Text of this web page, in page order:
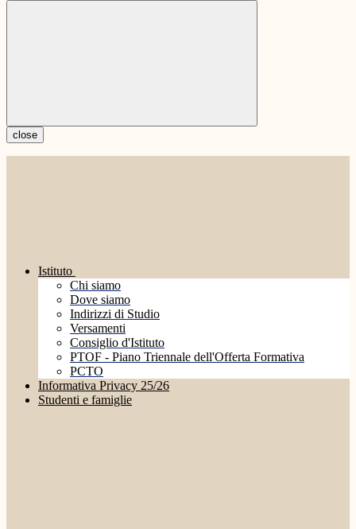
close
Istituto
Chi siamo
Dove siamo
Indirizzi di Studio
Versamenti
Consiglio d'Istituto
PTOF - Piano Triennale dell'Offerta Formativa
PCTO
Informativa Privacy 25/26
Studenti e famiglie